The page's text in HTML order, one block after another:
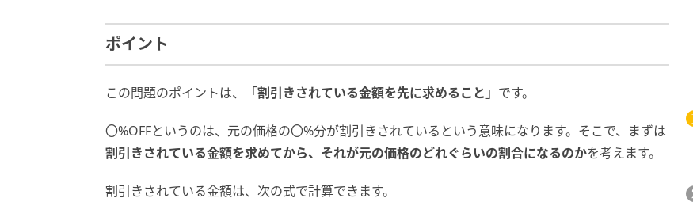
ポイント
この問題のポイントは、「割引きされている金額を先に求めること 」です。
〇%OFFというのは、元の価格の〇%分が割引きされているという意味になります。そこで、まずは
割引きされている金額を求めてから、それが元の価格のどれぐらいの割合になるのかを考えます。
割引きされている金額は、次の式で計算できます。